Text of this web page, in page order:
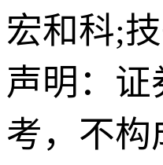
宏和科;
声明：
考，不